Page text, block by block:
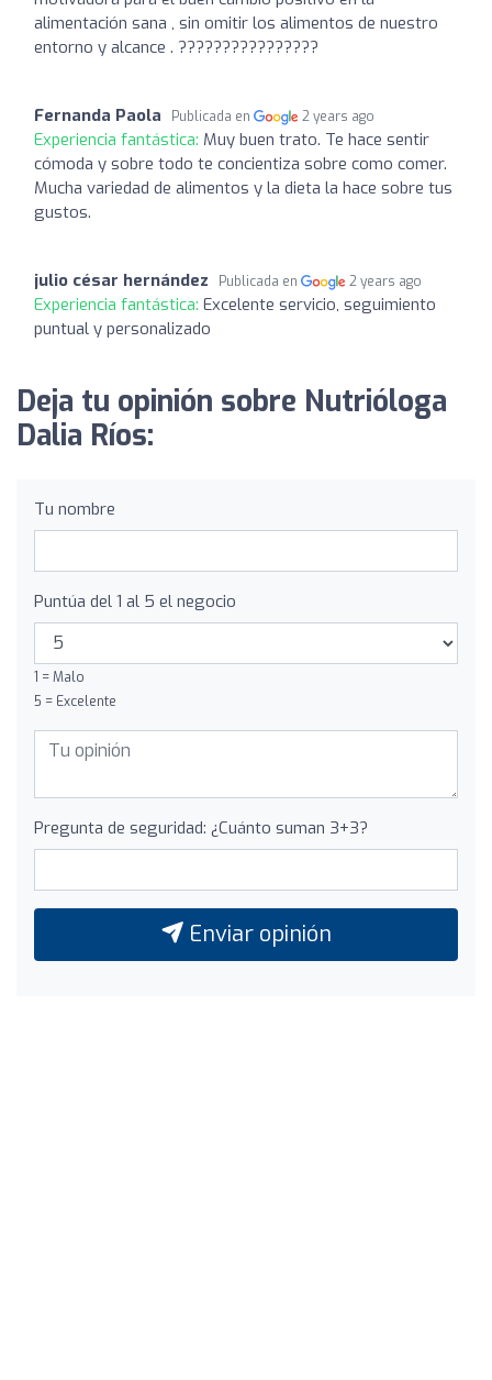
alimentación sana , sin omitir los alimentos de nuestro
entorno y alcance . ????????????????
Fernanda Paola Publicada en 2 years ago
Experiencia fantástica: Muy buen trato. Te hace sentir
cómoda y sobre todo te concientiza sobre como comer.
Mucha variedad de alimentos y la dieta la hace sobre tus
gustos.
julio césar hernández Publicada en 2 years ago
Experiencia fantástica: Excelente servicio, seguimiento
puntual y personalizado
Deja tu opinión sobre Nutrióloga
Dalia Ríos:
Tu nombre
Puntúa del 1 al 5 el negocio
1 = Malo
5 = Excelente
Pregunta de seguridad: ¿Cuánto suman 3+3?
Enviar opinión